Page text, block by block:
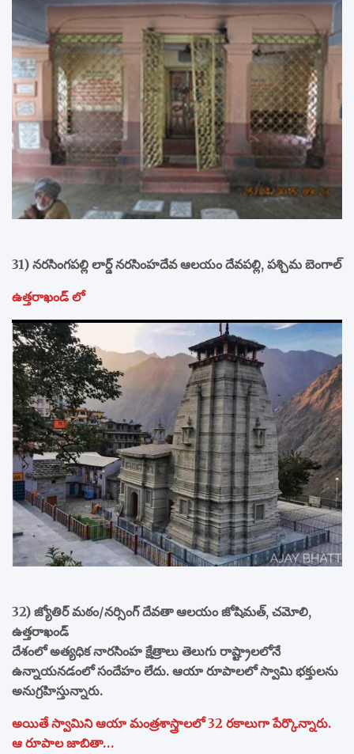
31) నరసింగపల్లి లార్డ్ నరసింహదేవ ఆలయం దేవపల్లి, పశ్చిమ బెంగాల్
ఉత్తరాఖండ్ లో
32) జ్యోతిర్ మఠం/నర్సింగ్ దేవతా ఆలయం జోషిమత్, చమోలి,
ఉత్తరాఖండ్
దేశంలో అత్యధిక నారసింహ క్షేత్రాలు తెలుగు రాష్ట్రాలలోనే
ఉన్నాయనడంలో సందేహం లేదు. ఆయా రూపాలలో స్వామి భక్తులను
అనుగ్రహిస్తున్నారు.
అయితే స్వామిని ఆయా మంత్రశాస్త్రాలలో 32 రకాలుగా పేర్కొన్నారు.
ఆ రూపాల జాబితా…